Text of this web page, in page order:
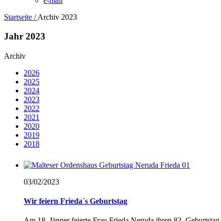
Startseite / Archiv 2023
Jahr 2023
Archiv
2026
2025
2024
2023
2022
2021
2020
2019
2018
03/02/2023
Wir feiern Frieda´s Geburtstag